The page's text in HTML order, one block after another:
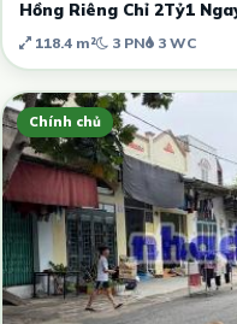
Hồng Riêng Chỉ 2Tỷ1
118.4 m² 3 PN 3 WC
Chính chủ